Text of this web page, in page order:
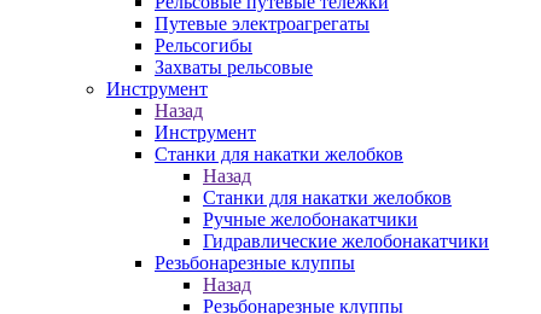
Путевые электроагрегаты
Рельсогибы
Захваты рельсовые
Инструмент
Назад
Инструмент
Станки для накатки желобков
Назад
Станки для накатки желобков
Ручные желобонакатчики
Гидравлические желобонакатчики
Резьбонарезные клуппы
Назад
Резьбонарезные клуппы